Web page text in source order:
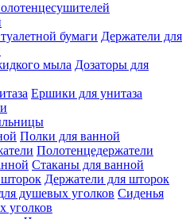
Держатели для
Дозаторы для
Ершики для унитаза
Полки для ванной
Полотенцедержатели
Стаканы для ванной
Держатели для шторок
Сиденья
уголков